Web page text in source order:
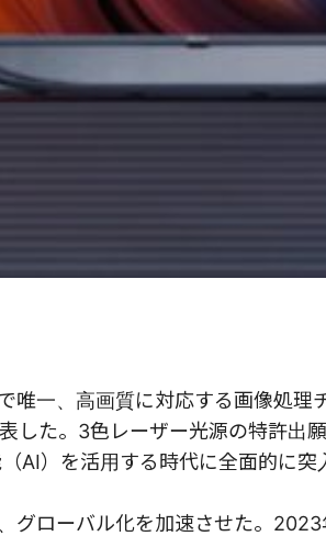
唯一、高画質に対応する画像処理
した。3色レーザー光源の特許出
）を活用する時代に全面的に突
グローバル化を加速させた。